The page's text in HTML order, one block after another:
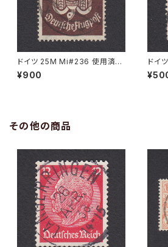
ドイツ 25M Mi#236 使用済み
切手｜BRESLAU 8.6.1923
¥900
ドイ
f
NZIG
その他の商品